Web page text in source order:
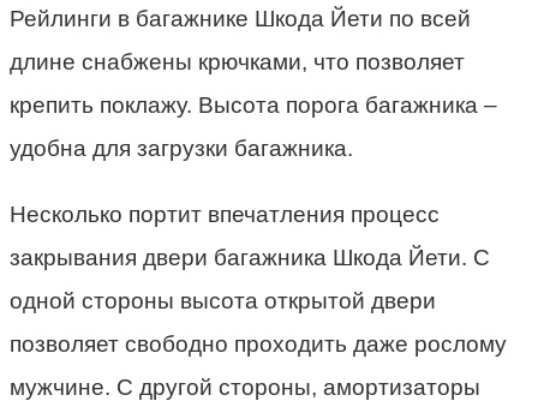
Рейлинги в багажнике Шкода Йети по всей
длине снабжены крючками, что позволяет
крепить поклажу. Высота порога багажника –
удобна для загрузки багажника.
Несколько портит впечатления процесс
закрывания двери багажника Шкода Йети. С
одной стороны высота открытой двери
позволяет свободно проходить даже рослому
мужчине. С другой стороны, амортизаторы